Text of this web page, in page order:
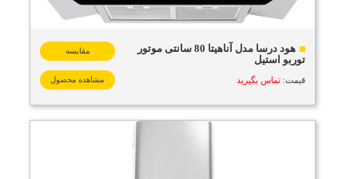
هود درسا مدل آناهیتا 80 سانتی موتور
توربو استیل
قیمت: تماس بگیرید
مقایسه
مشاهده محصول